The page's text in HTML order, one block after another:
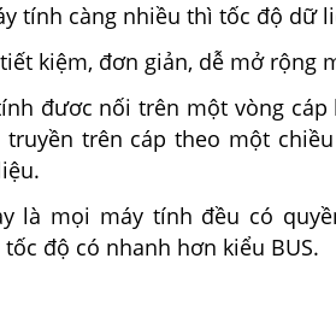
tính càng nhiều thì tốc độ dữ
kiệm, đơn giản, dễ mở rộng
đươc nối trên một vòng cáp
trên cáp theo một
là mọi máy tính đều có
độ có nhanh hơn kiểu BUS.